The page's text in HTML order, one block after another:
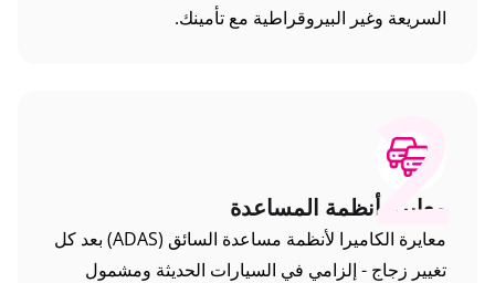
السريعة وغير البيروقراطية مع تأمينك.
2
معايرة أنظمة المساعدة
معايرة الكاميرا لأنظمة مساعدة السائق (ADAS) بعد كل
تغيير زجاج - إلزامي في السيارات الحديثة ومشمول